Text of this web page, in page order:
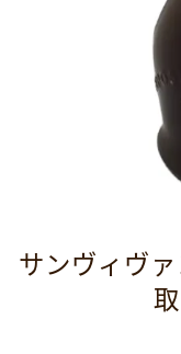
サンヴィヴ